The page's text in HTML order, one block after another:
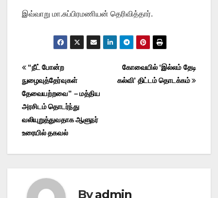
இவ்வாறு மா.சுப்பிரமணியன் தெரிவித்தார்.
Post
navigation
கோவையில் ‘இல்லம் தேடி
கல்வி’ திட்டம் தொடக்கம்
“நீட் போன்ற
நுழைவுத்தேர்வுகள்
தேவையற்றவை” – மத்திய
அரசிடம் தொடர்ந்து
வலியுறுத்துவதாக ஆளுநர்
உரையில் தகவல்
Byadmin